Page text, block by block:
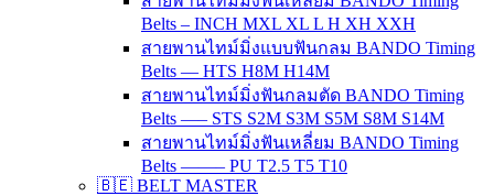
Belts – INCH MXL XL L H XH XXH
สายพานไทม์มิ่งแบบฟันกลม BANDO Timing
Belts — HTS H8M H14M
สายพานไทม์มิ่งฟันกลมตัด BANDO Timing
Belts —– STS S2M S3M S5M S8M S14M
สายพานไทม์มิ่งฟันเหลี่ยม BANDO Timing
Belts ——– PU T2.5 T5 T10
🇧🇪 BELT MASTER